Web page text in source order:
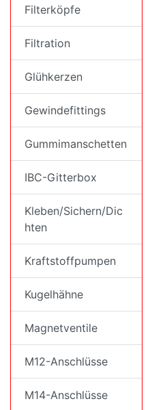
Filterköpfe
Filtration
Glühkerzen
Gewindefittings
Gummimanschetten
IBC-Gitterbox
Kleben/Sichern/Dic
hten
Kraftstoffpumpen
Kugelhähne
Magnetventile
M12-Anschlüsse
M14-Anschlüsse